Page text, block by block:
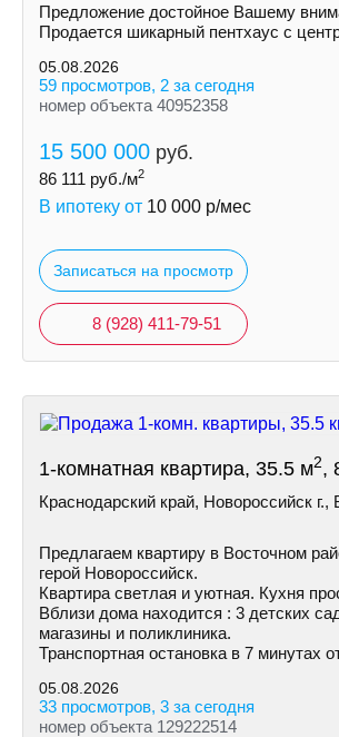
Предложение достойное Вашему
Продается шикарный пентхаус с
05.08.2026
59 просмотров, 2 за сегодня
номер объекта 40952358
15 500 000 руб.
86 111 руб./м2
В ипотеку от 10 000 р/мес
Записаться на просмотр
8 (928) 411-79-51
1-комнатная квартира, 35.5 м2,
Краснодарский край, Новороссийск г.,
Предлагаем квартиру в Восточном
герой Новороссийск.
Квартира светлая и уютная. Кухня
Вблизи дома находится : 3 детских
магазины и поликлиника.
Транспортная остановка в 7 минутах
05.08.2026
33 просмотров, 3 за сегодня
номер объекта 129222514